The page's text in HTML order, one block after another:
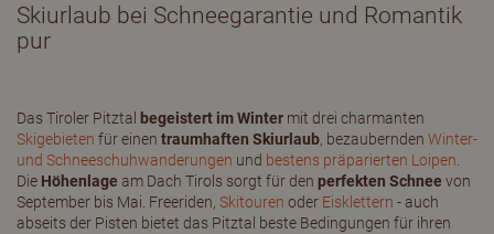
Skiurlaub bei Schneegarantie und Romantik
pur
Das Tiroler Pitztal begeistert im Winter mit drei charmanten
Skigebieten für einen traumhaften Skiurlaub, bezaubernden Winter-
und Schneeschuhwanderungen und bestens präparierten Loipen
Die Höhenlage am Dach Tirols sorgt für den perfekten Schnee von
September bis Mai. Freeriden, Skitouren oder Eisklettern - auch
abseits der Pisten bietet das Pitztal beste Bedingungen für ihren